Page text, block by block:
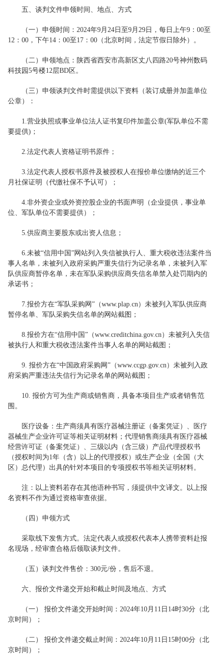
五、谈判文件申领时间、地点、方式
（一）申领时间：2024年9月24日至9月29日，每日上午9：00至
12：00，下午14：00至17：00（北京时间，法定节假日除外）。
（二）申领地点：陕西省西安市高新区丈八四路20号神州数码
科技园5号楼12层BD区。
（三）申领谈判文件时需提供以下资料（装订成册并加盖单位
公章）：
1.营业执照或事业单位法人证书复印件加盖公章(军队单位不需
要提供)；
2.法定代表人资格证明书原件；
3.法定代表人授权书原件及被授权人在报价单位缴纳的近三个
月社保证明（代缴社保不予认可）；
4.非外资企业或外资控股企业的书面声明（企业提供，事业单
位、军队单位不需要提供）；
5.供应商主要股东或出资人信息；
6.未被“信用中国”网站列入失信被执行人、重大税收违法案件当
事人名单，未被列入政府采购严重失信行为记录名单，未被列入军
队供应商暂停名单，未在军队采购供应商失信名单禁入处罚期内的
承诺书；
7.报价方在“军队采购网”（www.plap.cn）未被列入军队供应商
暂停名单、军队采购失信名单的网站截图；
8.报价方在“信用中国”（www.creditchina.gov.cn）未被列入失信
被执行人和重大税收违法案件当事人名单的网站截图；
9. 报价方在“中国政府采购网”（www.ccgp.gov.cn）未被列入政
府采购严重违法失信行为记录名单的网站截图；
10. 报价方可为生产商或销售商，具备本项目生产或者销售范
围。
医疗设备：生产商须具有医疗器械注册证（备案凭证）、医疗
器械生产企业许可证等相关证明材料；代理销售商须具有医疗器械
经营许可证（备案凭证）、三级以内（含三级）产品代理授权书
（授权时间为1年（含）以上的代理授权）或生产企业（全国（大
区）总代理）出具的针对本项目的专项授权书等相关证明材料。
注：以上资料若存在其他语种书写，须提供中文译文。以上报
名资料不作为通过资格审查依据。
（四）申领方式
采取线下发售方式。法定代表人或授权代表本人携带资料赴报
名现场，经审查合格后领取谈判文件。
（五）谈判文件售价：300元/份，售后不退。
六、报价文件递交开始和截止时间及地点、方式
（一） 报价文件递交开始时间：2024年10月11日14时30分（北
京时间）；
（二） 报价文件递交截止时间：2024年10月11日15时00分（北
京时间）；